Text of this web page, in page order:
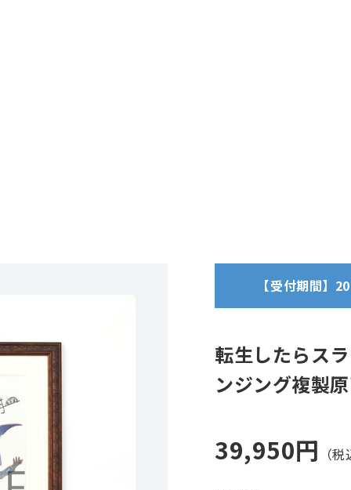
【受付期間】
転生したらス
ンジング複製
39,950円